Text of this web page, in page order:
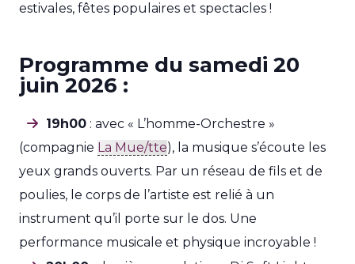
estivales, fêtes populaires et spectacles !
Programme du samedi 20
juin 2026 :
19h00 : avec « L’homme-Orchestre »
(compagnie La Mue/tte), la musique s’écoute les
yeux grands ouverts. Par un réseau de fils et de
poulies, le corps de l’artiste est relié à un
instrument qu’il porte sur le dos. Une
performance musicale et physique incroyable !